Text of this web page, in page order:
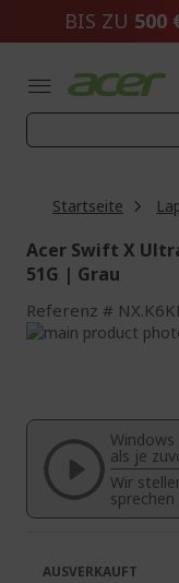
BIS ZU 500
Startseite
Acer Swift X
51G | Grau
Referenz
Zum
springen
Bildgalerie
springen
als je
Wir
AUSVERKAUFT